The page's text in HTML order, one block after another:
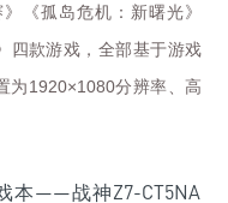
孤岛危机：新曙光》
四款游戏，全部基于游戏
为1920×1080分辨率、高